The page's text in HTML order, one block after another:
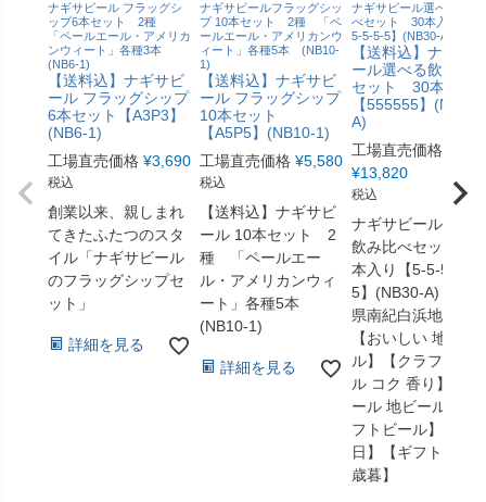
ナギサビール フラッグシ
ップ6本セット 2種
「ペールエール・アメリカ
ンウィート」各種3本
(NB6-1)
【送料込】ナギサビ
ール フラッグシップ
6本セット【A3P3】
(NB6-1)
工場直売価格 ¥3,690
税込
創業以来、親しまれ
てきたふたつのスタ
イル「ナギサビール
のフラッグシップセ
ット」
詳細を見る
ナギサビールフラッグシッ
プ 10本セット 2種 「ペ
ールエール・アメリカンウ
ィート」各種5本 (NB10-
1)
【送料込】ナギサビ
ール フラッグシップ
10本セット
【A5P5】(NB10-1)
工場直売価格 ¥5,580
税込
【送料込】ナギサビ
ール 10本セット 2
種 「ペールエー
ル・アメリカンウィ
ート」各種5本
(NB10-1)
詳細を見る
ナギサビール選べる飲み
べセット 30本入り【5-
5-5-5-5】(NB30-A)
【送料込】ナギサ
ール選べる飲み比
セット 30本入り
【555555】(NB30-
A)
工場直売価格
¥13,820
税込
ナギサビール選べ
飲み比べセット
本入り【5-5-5-5-5-
5】(NB30-A) 和歌
県南紀白浜地ビー
【おいしい 地ビー
ル】【クラフトビ
ル コク 香り】【ビ
ール 地ビール クラ
フトビール】【父
日】【ギフト】【
歳暮】